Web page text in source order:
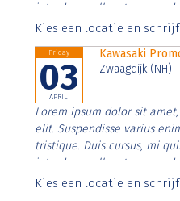
interdum nulla, ut
Aenean faucibus nibh et
Kies een locatie en
Friday
03
APRIL
Kawasaki
Zwaagdijk (NH)
Lorem ipsum dolor sit
elit. Suspendisse varius
tristique. Duis cursus, mi
interdum nulla, ut
Aenean faucibus nibh et
Kies een locatie en